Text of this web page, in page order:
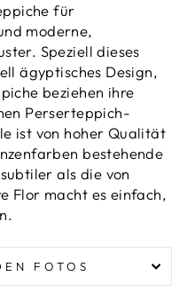
für
moderne,
Speziell dieses
ägyptisches Design,
beziehen ihre
Perserteppich-
ist von hoher Qualität
bestehende
als die von
Flor macht es einfach,
FOTOS